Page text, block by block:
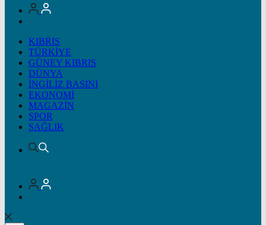
KIBRIS
TÜRKİYE
GÜNEY KIBRIS
DÜNYA
İNGİLİZ BASINI
EKONOMİ
MAGAZİN
SPOR
SAĞLIK